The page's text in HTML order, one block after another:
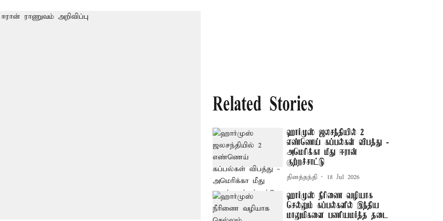
Related Stories
ஹார்முஸ் ஜலசந்தியில் 2
எண்ணெய் கப்பல்கள் விபத்து -
அமெரிக்கா மீது ஈரான்
குற்றச்சாட்டு
தினத்தந்தி 18 Jul 2026
ஹார்முஸ் நீரிணை வழியாக
செல்லும் கப்பல்களில் இந்திய
மாலுமிகளை பணியமர்த்த தடை